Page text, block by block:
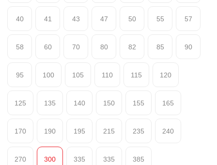
40 41 43 47 50 55 57
58 60 70 80 82 85 90
95 100 105 110 115 120
125 135 140 150 155 165
170 190 195 215 235 240
270 300 335 335 385